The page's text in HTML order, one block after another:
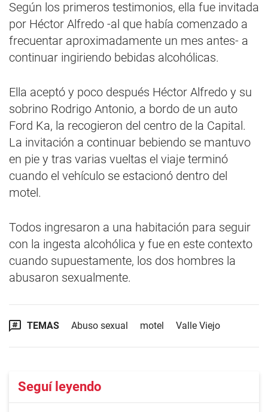
Según los primeros testimonios, ella fue invitada
por Héctor Alfredo -al que había comenzado a
frecuentar aproximadamente un mes antes- a
continuar ingiriendo bebidas alcohólicas.
Ella aceptó y poco después Héctor Alfredo y su
sobrino Rodrigo Antonio, a bordo de un auto
Ford Ka, la recogieron del centro de la Capital.
La invitación a continuar bebiendo se mantuvo
en pie y tras varias vueltas el viaje terminó
cuando el vehículo se estacionó dentro del
motel.
Todos ingresaron a una habitación para seguir
con la ingesta alcohólica y fue en este contexto
cuando supuestamente, los dos hombres la
abusaron sexualmente.
TEMAS Abuso sexual motel Valle Viejo
Seguí leyendo